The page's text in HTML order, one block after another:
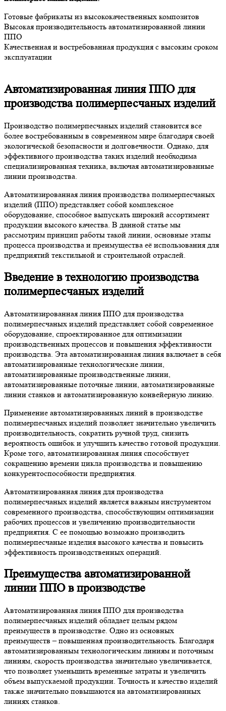
Готовые фабрикаты из высококачественных композитов
Высокая производительность автоматизированной линии
ППО
Качественная и востребованная продукция с высоким сроком
эксплуатации
Автоматизированная линия ППО для
производства полимерпесчаных изделий
Производство полимерпесчаных изделий становится все
более востребованным в современном мире благодаря своей
экологической безопасности и долговечности. Однако, для
эффективного производства таких изделий необходима
специализированная техника, включая автоматизированные
линии производства.
Автоматизированная линия производства полимерпесчаных
изделий (ППО) представляет собой комплексное
оборудование, способное выпускать широкий ассортимент
продукции высокого качества. В данной статье мы
рассмотрим принцип работы такой линии, основные этапы
процесса производства и преимущества её использования для
предприятий текстильной и строительной отраслей.
Введение в технологию производства
полимерпесчаных изделий
Автоматизированная линия ППО для производства
полимерпесчаных изделий представляет собой современное
оборудование, спроектированное для оптимизации
производственных процессов и повышения эффективности
производства. Эта автоматизированная линия включает в себя
автоматизированные технологические линии,
автоматизированные производственные линии,
автоматизированные поточные линии, автоматизированные
линии станков и автоматизированную конвейерную линию.
Применение автоматизированных линий в производстве
полимерпесчаных изделий позволяет значительно увеличить
производительность, сократить ручной труд, снизить
вероятность ошибок и улучшить качество готовой продукции.
Кроме того, автоматизированная линия способствует
сокращению времени цикла производства и повышению
конкурентоспособности предприятия.
Автоматизированная линия для производства
полимерпесчаных изделий является важным инструментом
современного производства, способствующим оптимизации
рабочих процессов и увеличению производительности
предприятия. С ее помощью возможно производить
полимерпесчаные изделия высокого качества и повысить
эффективность производственных операций.
Преимущества автоматизированной
линии ППО в производстве
Автоматизированная линия ППО для производства
полимерпесчаных изделий обладает целым рядом
преимуществ в производстве. Одно из основных
преимуществ – повышенная производительность. Благодаря
автоматизированным технологическим линиям и поточным
линиям, скорость производства значительно увеличивается,
что позволяет уменьшить временные затраты и увеличить
объем выпускаемой продукции. Точность и качество изделий
также значительно повышаются на автоматизированных
линиях станков.